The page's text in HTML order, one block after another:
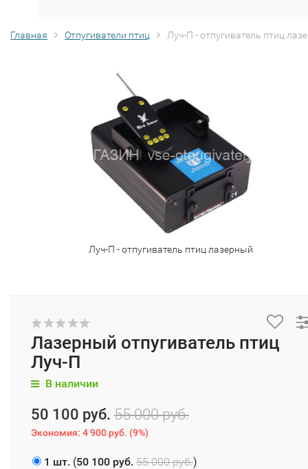
Главная Отпугиватели птиц Луч-П - отпугиватель птиц
Луч-П - отпугиватель птиц лазерный
Лазерный отпугиватель птиц
Луч-П
В наличии
50 100 руб. 55 000 руб.
Экономия: 4 900 руб. (9%)
1 шт. (50 100 руб. 55 000 руб.)